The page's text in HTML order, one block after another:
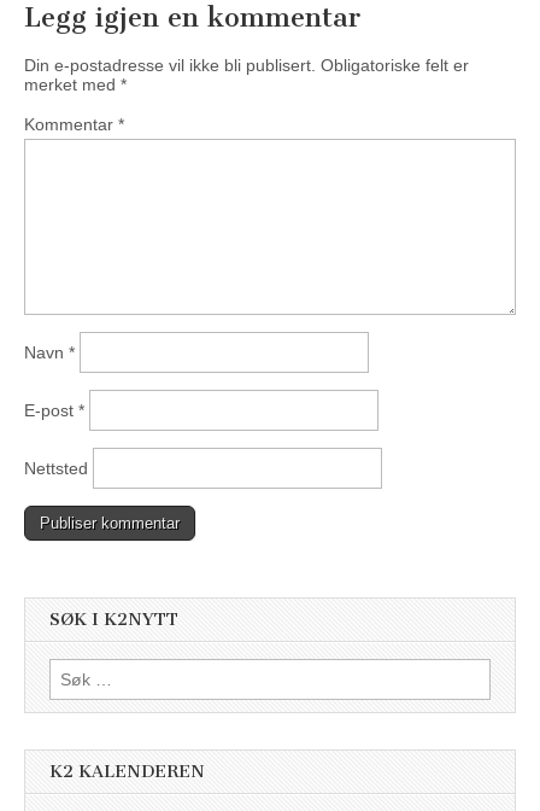
Legg igjen en kommentar
Din e-postadresse vil ikke bli publisert. Obligatoriske felt er
merket med *
Kommentar *
Navn *
E-post *
Nettsted
SØK I K2NYTT
Søk
etter:
K2 KALENDEREN